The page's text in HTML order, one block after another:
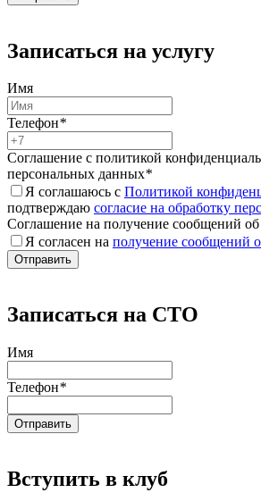
Записаться на услугу
Имя
Телефон*
Соглашение с политикой
персональных данных*
Я соглашаюсь с Политикой
подтверждаю согласие на обработку
Соглашение на получение сообщений
Я согласен на получение сообщений
Записаться на СТО
Имя
Телефон*
Вступить в клуб